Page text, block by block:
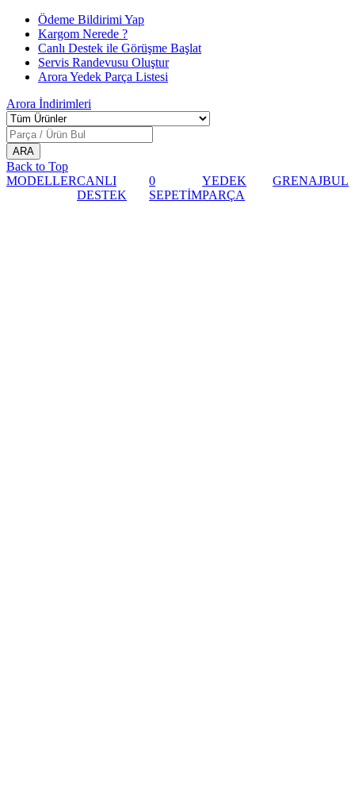
Ödeme Bildirimi Yap
Kargom Nerede ?
Canlı Destek ile Görüşme Başlat
Servis Randevusu Oluştur
Arora Yedek Parça Listesi
Arora İndirimleri
Back to Top
MODELLERCANLI
DESTEK
0
SEPETİM
YEDEK
PARÇA
GRENAJBUL